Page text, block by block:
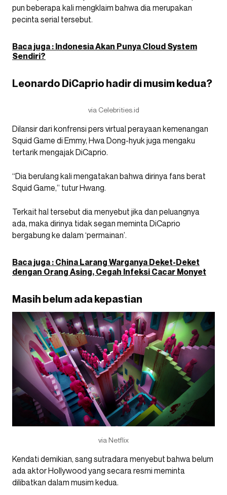
pun beberapa kali mengklaim bahwa dia merupakan
pecinta serial tersebut.
Baca juga : Indonesia Akan Punya Cloud System
Sendiri?
Leonardo DiCaprio hadir di musim kedua?
via Celebrities.id
Dilansir dari konfrensi pers virtual perayaan kemenangan
Squid Game di Emmy, Hwa Dong-hyuk juga mengaku
tertarik mengajak DiCaprio.
“Dia berulang kali mengatakan bahwa dirinya fans berat
Squid Game,” tutur Hwang.
Terkait hal tersebut dia menyebut jika dan peluangnya
ada, maka dirinya tidak segan meminta DiCaprio
bergabung ke dalam ‘permainan’.
Baca juga : China Larang Warganya Deket-Deket
dengan Orang Asing, Cegah Infeksi Cacar Monyet
Masih belum ada kepastian
via Netflix
Kendati demikian, sang sutradara menyebut bahwa belum
ada aktor Hollywood yang secara resmi meminta
dilibatkan dalam musim kedua.